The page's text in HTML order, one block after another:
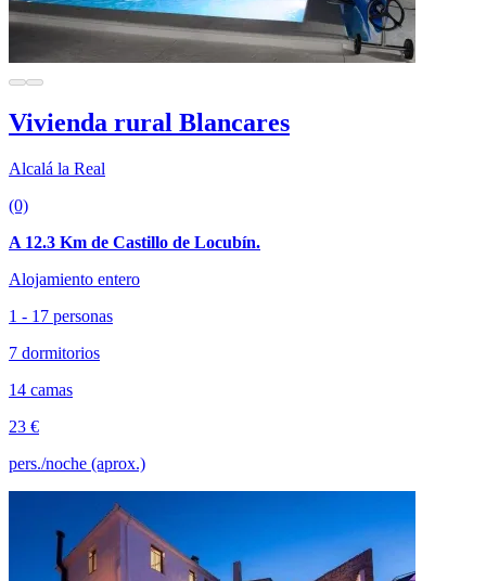
Vivienda rural Blancares
Alcalá la Real
(0)
A 12.3 Km de Castillo de Locubín.
Alojamiento entero
1 - 17 personas
7 dormitorios
14 camas
23 €
pers./noche (aprox.)